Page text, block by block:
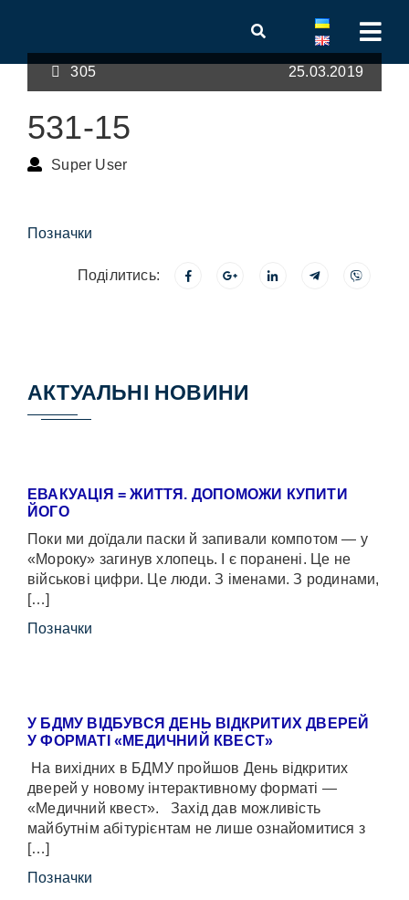
305 25.03.2019
531-15
Super User
Позначки
Поділитись:
АКТУАЛЬНІ НОВИНИ
ЕВАКУАЦІЯ = ЖИТТЯ. ДОПОМОЖИ КУПИТИ
ЙОГО
Поки ми доїдали паски й запивали компотом — у
«Мороку» загинув хлопець. І є поранені. Це не
військові цифри. Це люди. З іменами. З родинами,
[…]
Позначки
У БДМУ ВІДБУВСЯ ДЕНЬ ВІДКРИТИХ ДВЕРЕЙ
У ФОРМАТІ «МЕДИЧНИЙ КВЕСТ»
На вихідних в БДМУ пройшов День відкритих
дверей у новому інтерактивному форматі —
«Медичний квест». Захід дав можливість
майбутнім абітурієнтам не лише ознайомитися з
[…]
Позначки